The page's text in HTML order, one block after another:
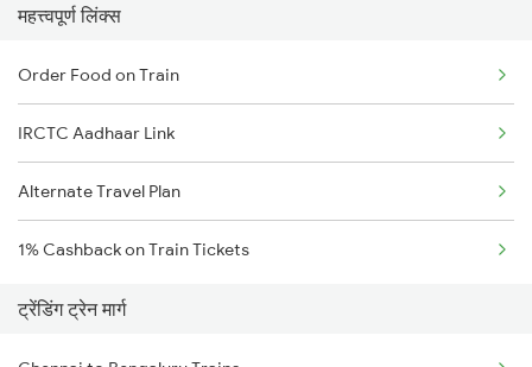
महत्त्वपूर्ण लिंक्स
Order Food on Train
IRCTC Aadhaar Link
Alternate Travel Plan
1% Cashback on Train Tickets
ट्रेंडिंग ट्रेन मार्ग